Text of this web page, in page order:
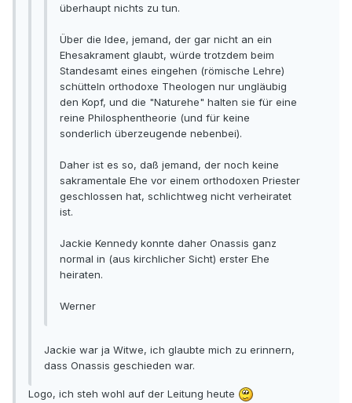
überhaupt nichts zu tun.
Über die Idee, jemand, der gar nicht an ein
Ehesakrament glaubt, würde trotzdem beim
Standesamt eines eingehen (römische Lehre)
schütteln orthodoxe Theologen nur ungläubig
den Kopf, und die "Naturehe" halten sie für eine
reine Philosphentheorie (und für keine
sonderlich überzeugende nebenbei).
Daher ist es so, daß jemand, der noch keine
sakramentale Ehe vor einem orthodoxen Priester
geschlossen hat, schlichtweg nicht verheiratet
ist.
Jackie Kennedy konnte daher Onassis ganz
normal in (aus kirchlicher Sicht) erster Ehe
heiraten.
Werner
Jackie war ja Witwe, ich glaubte mich zu erinnern,
dass Onassis geschieden war.
Logo, ich steh wohl auf der Leitung heute